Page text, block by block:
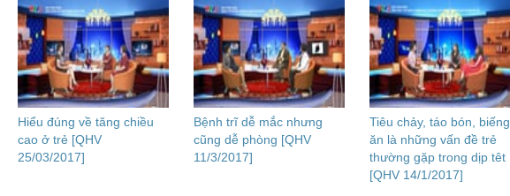
Hiểu đúng về tăng chiều
cao ở trẻ [QHV
25/03/2017]
Bệnh trĩ dễ mắc nhưng
cũng dễ phòng [QHV
11/3/2017]
Tiêu chảy, táo bón, biếng
ăn là những vấn đề trẻ
thường gặp trong dịp têt
[QHV 14/1/2017]